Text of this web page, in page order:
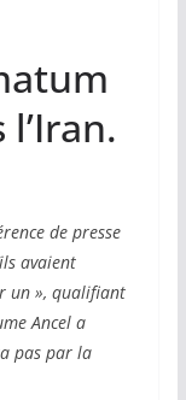
de presse
avaient
un », qualifiant
Ancel a
pas par la